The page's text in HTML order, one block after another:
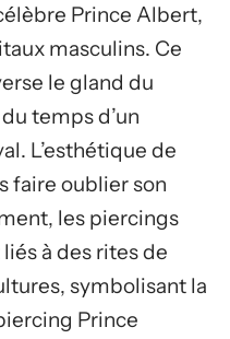
Prince Albert,
masculins. Ce
le gland du
temps d’un
L’esthétique de
faire oublier son
les piercings
à des rites de
symbolisant la
Prince